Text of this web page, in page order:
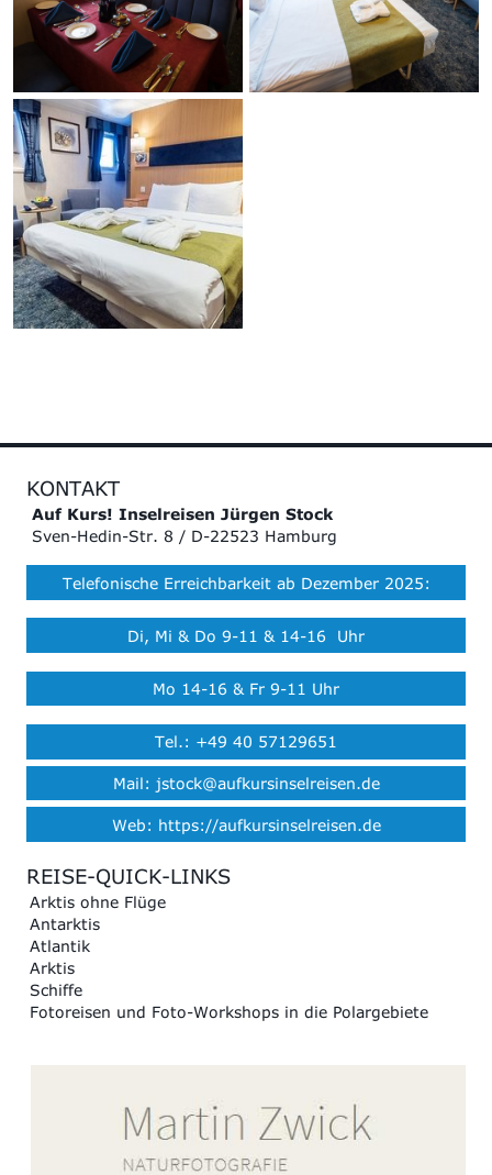
KONTAKT
Auf Kurs! Inselreisen Jürgen Stock
Sven-Hedin-Str. 8 / D-22523 Hamburg
Telefonische Erreichbarkeit ab Dezember 2025:
Di, Mi & Do 9-11 & 14-16 Uhr
Mo 14-16 & Fr 9-11 Uhr
Tel.: +49 40 57129651
Mail: jstock@aufkursinselreisen.de
Web: https://aufkursinselreisen.de
REISE-QUICK-LINKS
Arktis ohne Flüge
Antarktis
Atlantik
Arktis
Schiffe
Fotoreisen und Foto-Workshops in die Polargebiete